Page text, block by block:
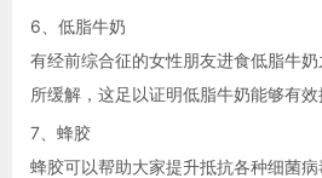
6、低脂牛奶
有经前综合征的女性朋友进食低脂牛
所缓解，这足以证明低脂牛奶能够有效
7、蜂胶
蜂胶可以帮助大家提升抵抗各种细菌